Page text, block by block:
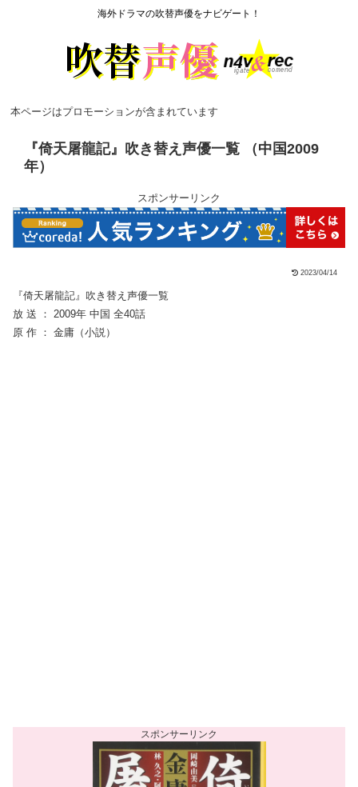
海外ドラマの吹替声優をナビゲート！
本ページはプロモーションが含まれています
『倚天屠龍記』吹き替え声優一覧 （中国2009
年）
スポンサーリンク
2023/04/14
『倚天屠龍記』吹き替え声優一覧
放 送 ： 2009年 中国 全40話
原 作 ： 金庸（小説）